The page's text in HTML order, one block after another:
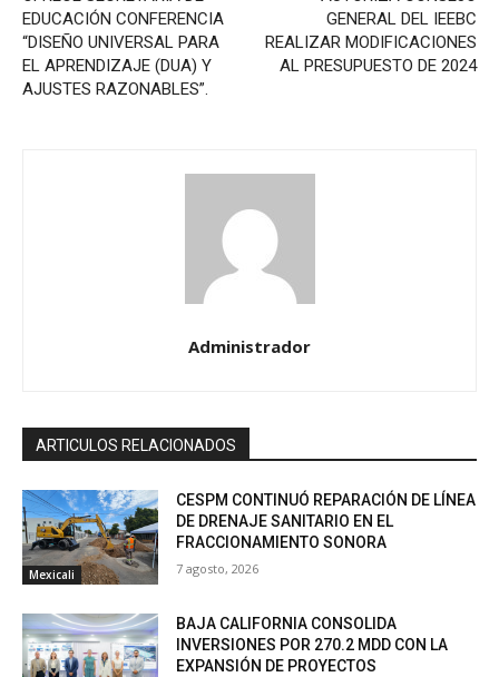
EDUCACIÓN CONFERENCIA
“DISEÑO UNIVERSAL PARA
EL APRENDIZAJE (DUA) Y
AJUSTES RAZONABLES”.
GENERAL DEL IEEBC
REALIZAR MODIFICACIONES
AL PRESUPUESTO DE 2024
Administrador
ARTICULOS RELACIONADOS
Mexicali
CESPM CONTINUÓ REPARACIÓN DE LÍNEA
DE DRENAJE SANITARIO EN EL
FRACCIONAMIENTO SONORA
7 agosto, 2026
BAJA CALIFORNIA CONSOLIDA
INVERSIONES POR 270.2 MDD CON LA
EXPANSIÓN DE PROYECTOS